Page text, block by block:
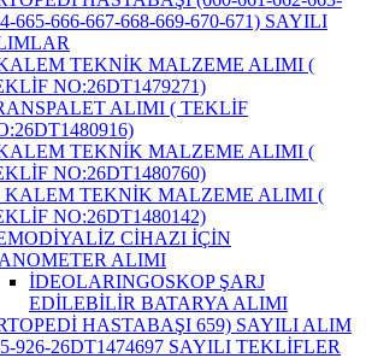
665-666-667-668-669-670-671) SAYILI
TEKNİK MALZEME ALIMI (
NO:26DT1479271)
ALIMI ( TEKLİF
TEKNİK MALZEME ALIMI (
NO:26DT1480760)
KALEM TEKNİK MALZEME ALIMI (
NO:26DT1480142)
CİHAZI İÇİN
ALIMI
İDEOLARINGOSKOP ŞARJ
EDİLEBİLİR BATARYA ALIMI
HASTABAŞI 659) SAYILI ALIM
926-26DT1474697 SAYILI TEKLİFLER